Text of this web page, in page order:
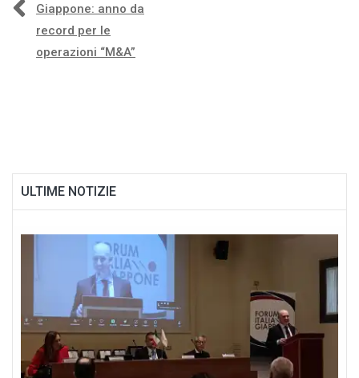
Navigazione
articoli
Giappone: anno da
record per le
operazioni “M&A”
ULTIME NOTIZIE